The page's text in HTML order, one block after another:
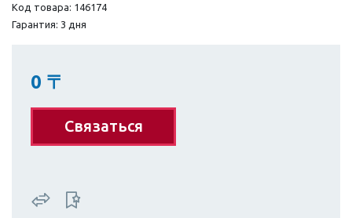
Код товара: 146174
Гарантия: 3 дня
0 〒
Связаться